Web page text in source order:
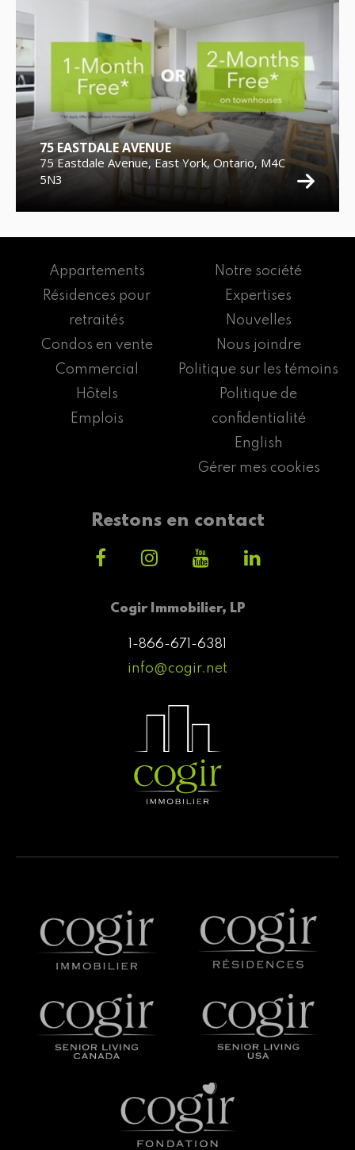
75 EASTDALE AVENUE
75 Eastdale Avenue, East York, Ontario, M4C
5N3
Cogir Immobilier, LP
1-866-671-6381
info@cogir.net
Appartements
Résidences pour
retraités
Condos en vente
Commercial
Hôtels
Emplois
Notre société
Expertises
Nouvelles
Nous joindre
Politique sur les témoins
Politique de
confidentialité
English
Gérer mes cookies
Restons en contact